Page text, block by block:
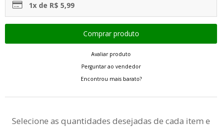
1x de R$ 5,99
Avaliar produto
Perguntar ao vendedor
Encontrou mais barato?
Selecione as quantidades desejadas de cada item e